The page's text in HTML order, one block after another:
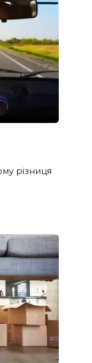
різниця